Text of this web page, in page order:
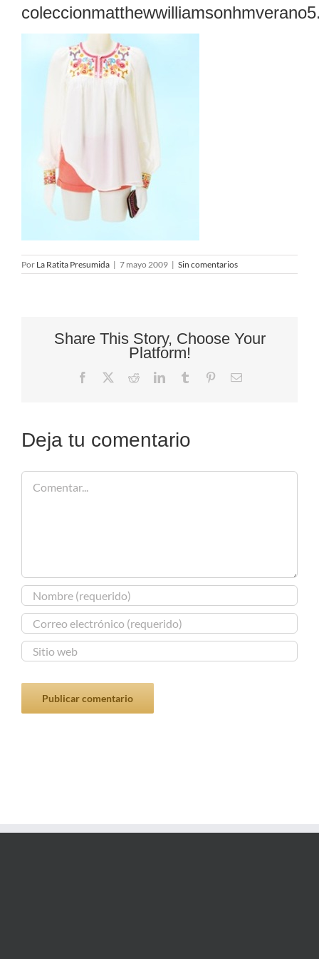
Por La Ratita Presumida | 7 mayo 2009 | Sin comentarios
Share This Story, Choose Your
Platform!
Facebook RedditLinkedInTumblr PinterestCorreo
Deja tu comentario
Comentar